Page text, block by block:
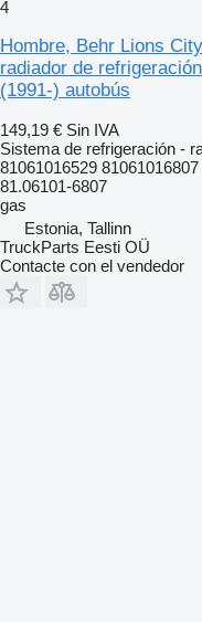
4
Hombre, Behr Lions
radiador de
(1991-) autobús
149,19 € Sin IVA
Sistema de refrigeración -
81061016529
81.06101-6807
gas
Estonia, Tallinn
TruckParts Eesti OÜ
Contacte con el vendedor